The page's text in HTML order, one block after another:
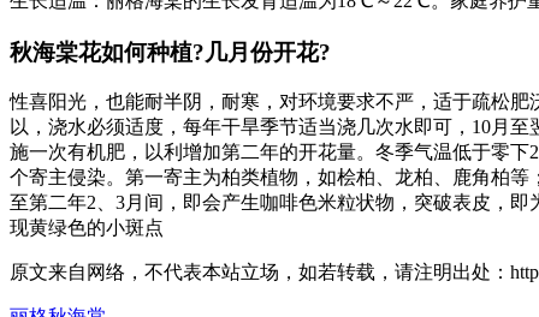
秋海棠花如何种植?几月份开花?
性喜阳光，也能耐半阴，耐寒，对环境要求不严，适于疏松
以，浇水必须适度，每年干旱季节适当浇几次水即可，10月
施一次有机肥，以利增加第二年的开花量。冬季气温低于零
个寄主侵染。第一寄主为柏类植物，如桧柏、龙柏、鹿角柏
至第二年2、3月间，即会产生咖啡色米粒状物，突破表皮，
现黄绿色的小斑点
原文来自网络，不代表本站立场，如若转载，请注明出处：